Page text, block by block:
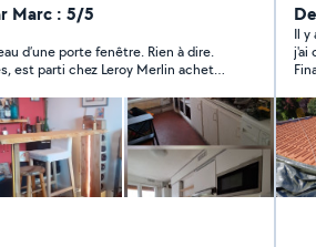
tous vos besoins en rénovation.
sol (lino, carrelage,
Parquet : pose,
meubles en kit et sur
cuisine) Remplacements des
fixations des étagères,
sérieux et appliqué. Expérience
écoute.
Marc : 5/5
d’une porte fenêtre. Rien à dire.
est parti chez Leroy Merlin acheter
Il y
j'ai